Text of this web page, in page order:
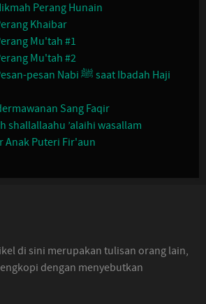
Perang Hunain
Khaibar
Mu'tah #1
Mu'tah #2
Sirah Nabawiyah: Pesan-pesan Nabi ﷺ saat Ibadah Haji
Sang Faqir
shallallaahu ’alaihi wasallam
Anak Puteri Fir'aun
di sini merupakan tulisan orang lain,
dengan menyebutkan